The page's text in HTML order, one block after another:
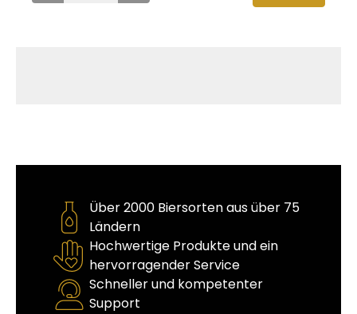
Über 2000 Biersorten aus über 75
Ländern
Hochwertige Produkte und ein
hervorragender Service
Schneller und kompetenter
Support